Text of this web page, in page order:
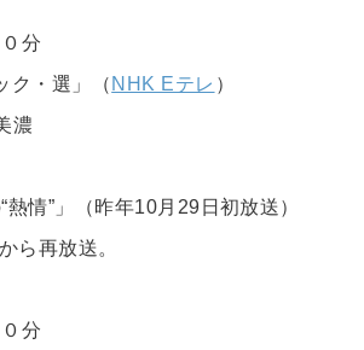
分
ク・選」（ NHK Eテレ ）
濃
情”」（昨年10月29日初放送）
ら再放送。
分